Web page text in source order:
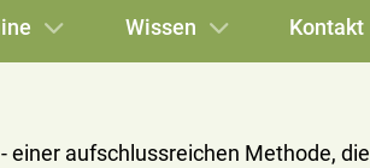
Wissen Kontakt
einer aufschlussreichen Methode, die